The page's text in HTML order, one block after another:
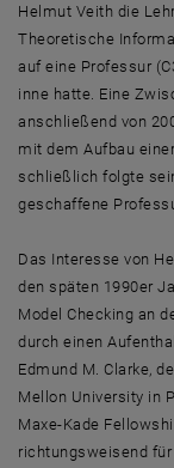
Helmut Veith die
Theoretische
auf eine Professur
inne hatte. Eine
anschließend von
mit dem Aufbau
schließlich folgte
geschaffene
Das Interesse von
den späten 1990er
Model Checking an
durch einen
Edmund M. Clarke,
Mellon University in
Maxe-Kade
richtungsweisend